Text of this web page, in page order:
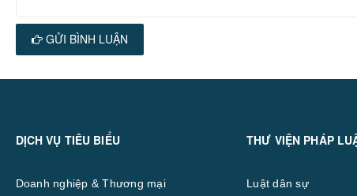
GỬI BÌNH LUẬN
DỊCH VỤ TIÊU BIỂU
Doanh nghiệp & Thương mại
THƯ VIỆN PHÁP
Luật dân sự